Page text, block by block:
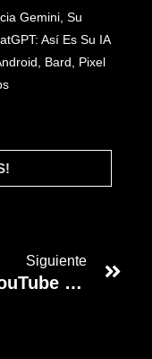
Gemini, Su
Así Es Su IA
Bard, Pixel
Siguiente
📈 #YouTube Genera Alrededor Del 40% Del Tráfico De Referencia A #Facebook E #Instagram